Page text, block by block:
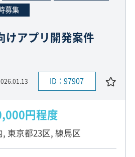
募集
けアプリ開発案件
ID：97907
円程度
, 東京都23区, 練馬区